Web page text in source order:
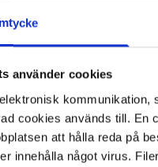
använder cookies
cookies används till. En
att hålla reda på
innehålla något virus.